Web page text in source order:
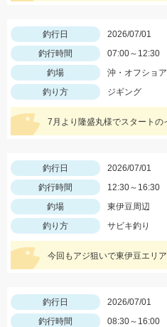
釣行日
2026/07/01
釣行時間
07:00～12:30
釣場
沖・オフショア
釣り方
ジギング
釣行日
2026/07/01
釣行時間
12:30～16:30
釣場
東伊豆周辺
釣り方
サビキ釣り
釣行日
2026/07/01
釣行時間
08:30～16:00